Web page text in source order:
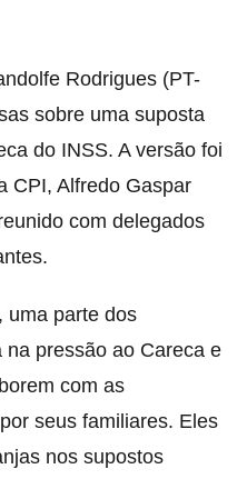
Rodrigues (PT-
sobre uma suposta
do INSS. A versão foi
CPI, Alfredo Gaspar
com delegados
uma parte dos
pressão ao Careca e
com as
seus familiares. Eles
nos supostos